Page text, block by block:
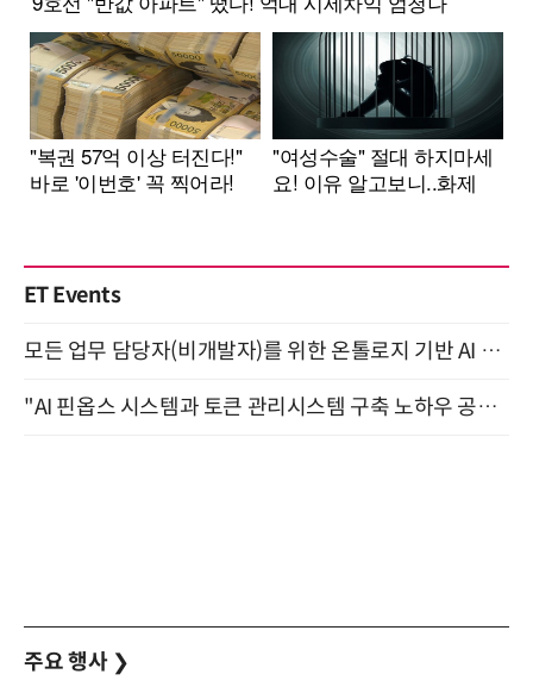
ET Events
모든 업무 담당자(비개발자)를 위한 온톨로지 기반 AI 지식체계 설계 1-day 워크숍 8월 20일 개최
"AI 핀옵스 시스템과 토큰 관리시스템 구축 노하우 공개" 잠실 한국광고문화회관 2층 대회의실 (8/21)
주요 행사 ❯